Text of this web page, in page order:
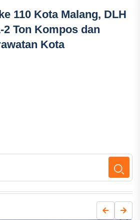
110 Kota Malang, DLH
Ton Kompos dan
Kota